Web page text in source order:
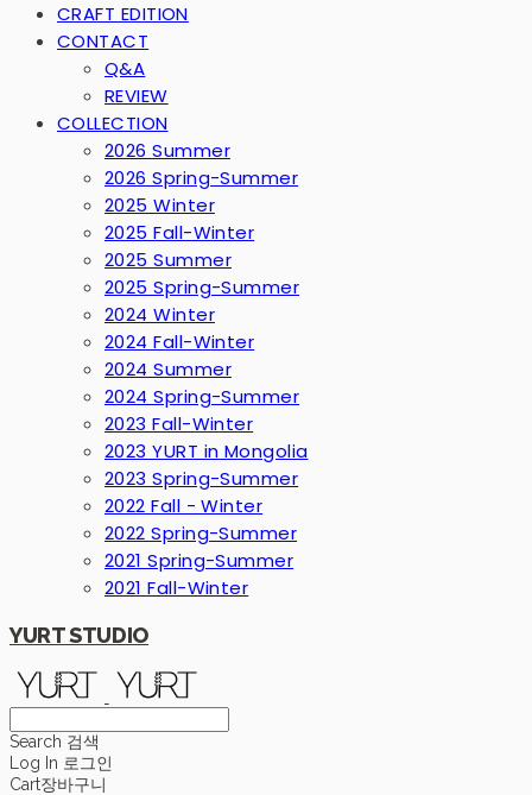
CRAFT EDITION
CONTACT
Q&A
REVIEW
COLLECTION
2026 Summer
2026 Spring-Summer
2025 Winter
2025 Fall-Winter
2025 Summer
2025 Spring-Summer
2024 Winter
2024 Fall-Winter
2024 Summer
2024 Spring-Summer
2023 Fall-Winter
2023 YURT in Mongolia
2023 Spring-Summer
2022 Fall - Winter
2022 Spring-Summer
2021 Spring-Summer
2021 Fall-Winter
YURT STUDIO
Search 검색
Log In 로그인
Cart장바구니